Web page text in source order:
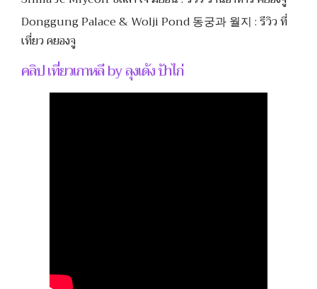
Donggung Palace & Wolji Pond 동궁과 월지 : รีวิว ที่
เที่ยว คยองจู
คลิป เที่ยวเกาหลี by ลุงเด้ง ป้าไก่